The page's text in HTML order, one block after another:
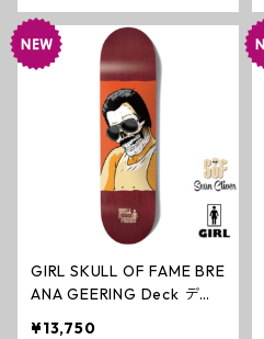
ン・クライヴァー
GIRL SKULL OF FAME BRE
ANA GEERING Deck デッ
¥13,750